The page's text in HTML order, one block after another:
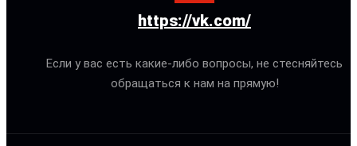
https://vk.com/
Если у вас есть какие-либо вопросы, не стесняйтесь
обращаться к нам на прямую!